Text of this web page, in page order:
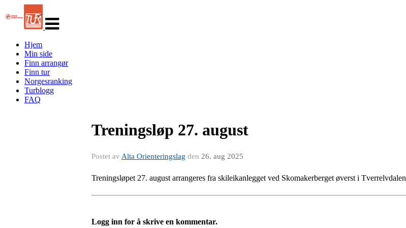
navigasjon
Hjem
Min side
Finn arrangør
Finn tur
Norgesranking
Turblogg
FAQ
Treningsløp 27. august
Postet av Alta Orienteringslag den 26. aug 2025
Treningsløpet 27. august arrangeres fra skileikanlegget ved Skomakerberget øverst i Tverrelvdalen
Logg inn for å skrive en kommentar.